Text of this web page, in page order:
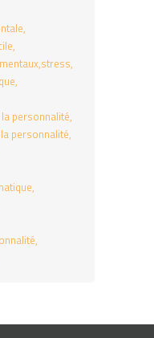
stress
personnalité
personnalité